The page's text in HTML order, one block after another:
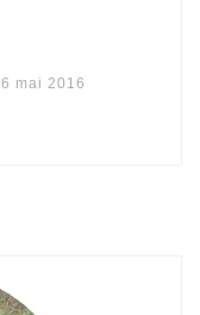
6 mai 2016